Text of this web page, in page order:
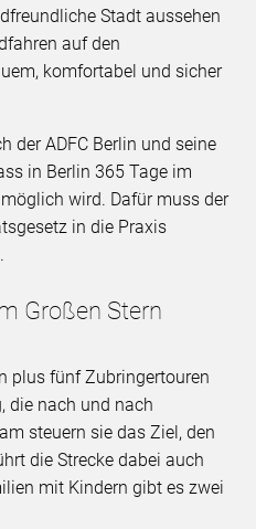
Stadt aussehen
auf den
komfortabel und sicher
der ADFC Berlin und seine
in Berlin 365 Tage im
wird. Dafür muss der
in die Praxis
Großen Stern
plus fünf Zubringertouren
die nach und nach
steuern sie das Ziel, den
die Strecke dabei auch
mit Kindern gibt es zwei